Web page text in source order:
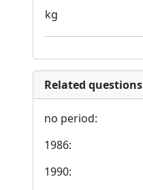
kg
Related questions
no period:
1986:
1990: